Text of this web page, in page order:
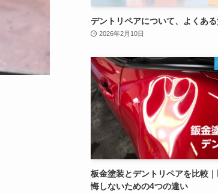
デントリペアについて、よくある
2026年2月10日
板金塗装とデントリペアを比較
悔しないための4つの違い